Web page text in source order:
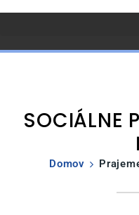
SOCIÁLNE
Domov